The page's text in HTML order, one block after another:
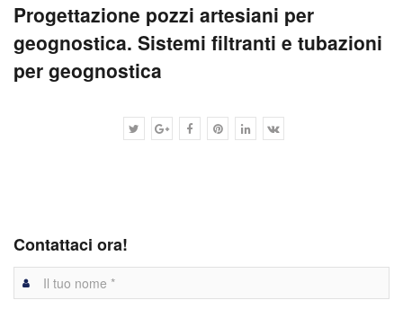
Progettazione pozzi artesiani per
geognostica. Sistemi filtranti e tubazioni
per geognostica
Contattaci ora!